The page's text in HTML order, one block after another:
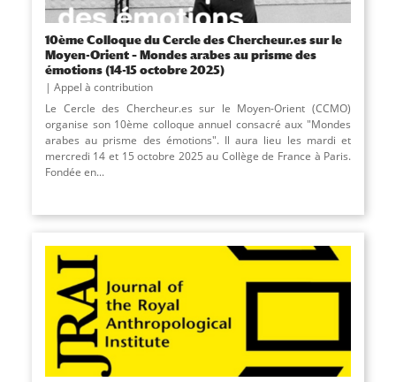
10ème Colloque du Cercle des Chercheur.es sur le
Moyen-Orient – Mondes arabes au prisme des
émotions (14-15 octobre 2025)
Appel à contribution
Le Cercle des Chercheur.es sur le Moyen-Orient (CCMO)
organise son 10ème colloque annuel consacré aux "Mondes
arabes au prisme des émotions". Il aura lieu les mardi et
mercredi 14 et 15 octobre 2025 au Collège de France à Paris.
Fondée en...